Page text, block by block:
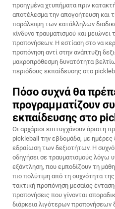
προηγμένα χτυπήματα πριν
αποτέλεσμα την απογοήτευση και
παράλειψη των κατάλληλων
κίνδυνο τραυματισμού και
προπονήσεων. Η εστίαση στο να
προπόνηση αντί στην ανάπτυξη
μακροπρόθεσμη δυνατότητα
περιόδους εκπαίδευσης στο
Πόσο συχνά θα
προγραμματίζουν
εκπαίδευσης στο
Οι αρχάριοι επιτυγχάνουν άριστη
pickleball την εβδομάδα, με ημέρες
εδραίωση των δεξιοτήτων. Η
οδηγήσει σε τραυματισμούς λόγω
εξάντληση, που εμποδίζουν τη
πιο πολύτιμη από τη συχνότητα
τακτική προπόνηση μεσαίας
προπονήσεις που γίνονται
διάρκεια λιγότερων προπονήσεων